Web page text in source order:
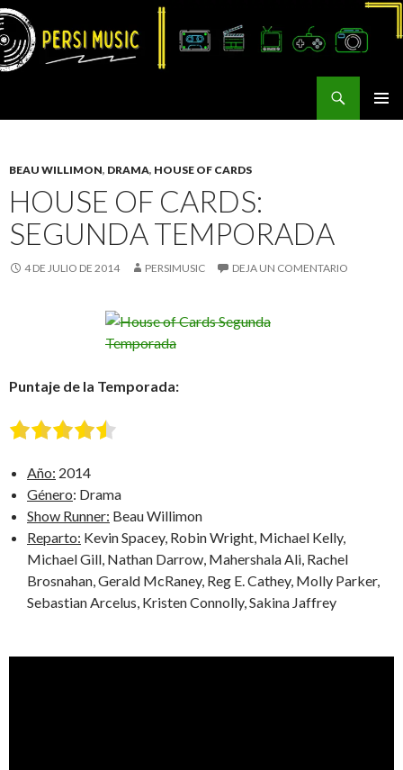
BEAU WILLIMON, DRAMA, HOUSE OF CARDS
HOUSE OF CARDS:
SEGUNDA TEMPORADA
4 DE JULIO DE 2014 PERSIMUSIC DEJA UN COMENTARIO
Puntaje de la Temporada:
Año: 2014
Género: Drama
Show Runner: Beau Willimon
Reparto: Kevin Spacey, Robin Wright, Michael Kelly,
Michael Gill, Nathan Darrow, Mahershala Ali, Rachel
Brosnahan, Gerald McRaney, Reg E. Cathey, Molly Parker,
Sebastian Arcelus, Kristen Connolly, Sakina Jaffrey